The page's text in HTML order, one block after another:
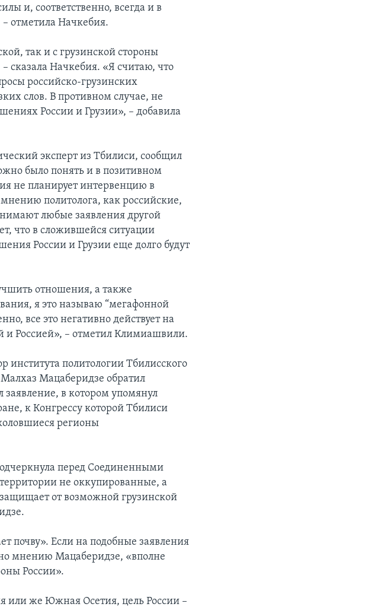
и, соответственно, всегда и в
отметила Начкебия.
так и с грузинской стороны
сказала Начкебия. «Я считаю, что
российско-грузинских
слов. В противном случае, не
России и Грузии», – добавила
эксперт из Тбилиси, сообщил
было понять и в позитивном
не планирует интервенцию в
политолога, как российские,
любые заявления другой
что в сложившейся ситуации
России и Грузии еще долго будут
отношения, а также
я это называю “мегафонной
все это негативно действует на
и Россией», – отметил Климиашвили.
политологии Тбилисского
Малхаз Мацаберидзе обратил
заявление, в котором упомянул
к Конгрессу которой Тбилиси
регионы
перед Соединенными
не оккупированные, а
от возможной грузинской
почву». Если на подобные заявления
мнению Мацаберидзе, «вполне
России».
или же Южная Осетия, цель России –